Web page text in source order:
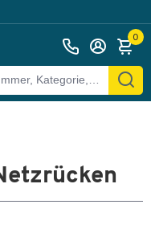
0